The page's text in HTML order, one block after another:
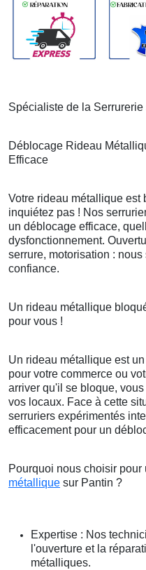
Spécialiste de la Serrurerie
Déblocage Rideau
Efficace
Votre rideau métallique est
inquiétez pas ! Nos
un déblocage efficace,
dysfonctionnement.
serrure, motorisation :
confiance.
Un rideau métallique
pour vous !
Un rideau métallique est
pour votre commerce ou
arriver qu'il se bloque,
vos locaux. Face à cette
serruriers expérimentés
efficacement pour un
Pourquoi nous choisir pour
métallique sur Pantin ?
Expertise : Nos
l'ouverture et la
métalliques.